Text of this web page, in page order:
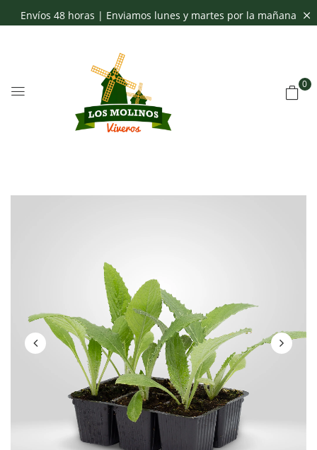
Envíos 48 horas | Enviamos lunes y martes por la mañana
0